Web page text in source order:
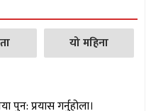
यो महिना
पुन: प्रयास गर्नुहोला।